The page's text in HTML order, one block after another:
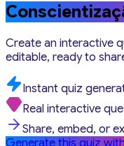
Create an interactive
editable, ready to
Instant quiz
Real interactive
Share, embed, or
Generate this quiz